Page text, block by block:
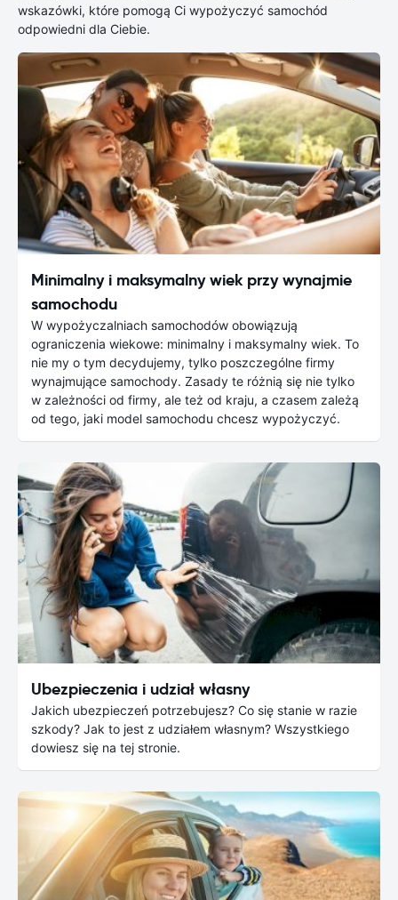
wskazówki, które pomogą Ci wypożyczyć samochód
odpowiedni dla Ciebie.
Minimalny i maksymalny wiek przy wynajmie
samochodu
W wypożyczalniach samochodów obowiązują
ograniczenia wiekowe: minimalny i maksymalny wiek. To
nie my o tym decydujemy, tylko poszczególne firmy
wynajmujące samochody. Zasady te różnią się nie tylko
w zależności od firmy, ale też od kraju, a czasem zależą
od tego, jaki model samochodu chcesz wypożyczyć.
Ubezpieczenia i udział własny
Jakich ubezpieczeń potrzebujesz? Co się stanie w razie
szkody? Jak to jest z udziałem własnym? Wszystkiego
dowiesz się na tej stronie.